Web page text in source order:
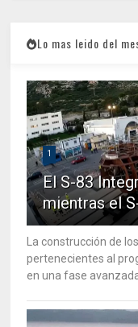
Lo mas leido del
1
El S-83
mientras el
La construcción de
pertenecientes al
en una fase avanzada.